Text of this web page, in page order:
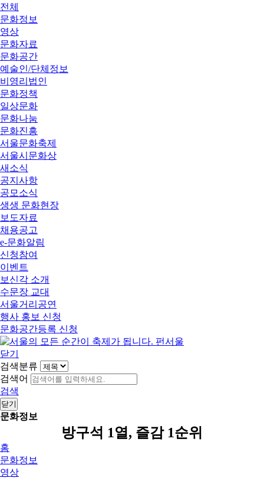
전체
문화정보
영상
문화자료
문화공간
예술인/단체정보
비영리법인
문화정책
일상문화
문화나눔
문화진흥
서울문화축제
서울시문화상
새소식
공지사항
공모소식
생생 문화현장
보도자료
채용공고
e-문화알림
신청참여
이벤트
보신각 소개
수문장 교대
서울거리공연
행사 홍보 신청
문화공간등록 신청
닫기
검색분류
검색어
검색
닫기
문화정보
방구석 1열, 즐감 1순위
홈
문화정보
영상